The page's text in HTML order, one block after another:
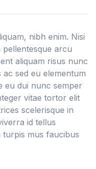
nibh enim. Nisi
pellentesque arcu
aliquam risus nunc
sed eu elementum
eu dui nunc semper
vitae tortor elit
scelerisque in
id tellus
mus faucibus